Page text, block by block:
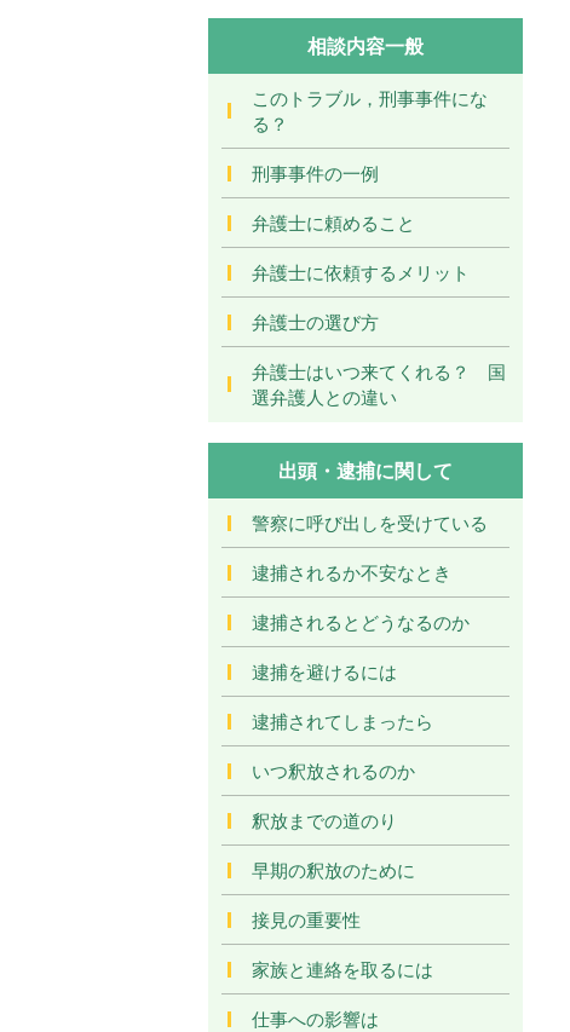
相談内容一般
このトラブル，刑事事件にな
る？
刑事事件の一例
弁護士に頼めること
弁護士に依頼するメリット
弁護士の選び方
弁護士はいつ来てくれる？ 国
選弁護人との違い
出頭・逮捕に関して
警察に呼び出しを受けている
逮捕されるか不安なとき
逮捕されるとどうなるのか
逮捕を避けるには
逮捕されてしまったら
いつ釈放されるのか
釈放までの道のり
早期の釈放のために
接見の重要性
家族と連絡を取るには
仕事への影響は